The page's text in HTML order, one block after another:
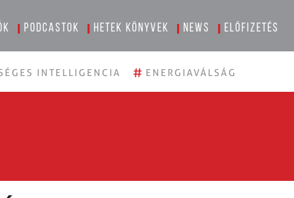
Podcastok Hetek könyvek News Előfizetés
INTELLIGENCIA # ENERGIAVÁLSÁG